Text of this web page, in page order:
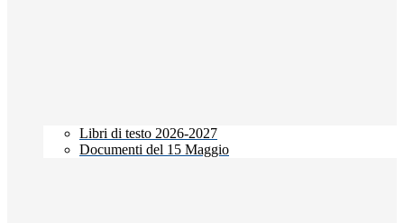
Libri di testo 2026-2027
Documenti del 15 Maggio